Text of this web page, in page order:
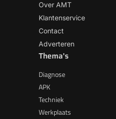
Over AMT
Klantenservice
Contact
Adverteren
Thema's
Diagnose
APK
Techniek
Werkplaats